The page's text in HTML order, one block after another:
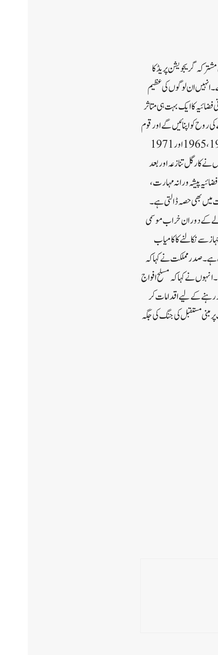
گریجویشن پریڈ کا
انہیں ان لوگوں کی عظیم
کا ایک بہت ہی متاثر
روح کو اپنائیں گے اور قوم
کو ان سے جو توقعات ہیں ان پر پورا اتریں گے۔ صدر جمہوریہ نے کہا کہ ہندوستانی فضائیہ کے بہادر جنگجوؤں نے 1948، 1965 اور 1971
کارگل تنازعہ اور بعد
پیشہ ورانہ مہارت،
میں بھی حصہ ڈالتی ہے۔
کے دوران خراب موسمی
شہریوں کو ہوائی جہاز سے نکالنے کا کامیاب
ہے۔ صدر مملکت نے کہا کہ
نے کہا کہ مسلح افواج
رہنے کے لیے اقدامات کر
مستقبل کی جنگ کی جگہ